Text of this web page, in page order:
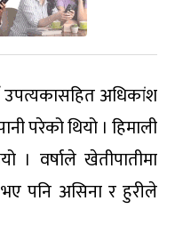
अधिकांश
परेको थियो । हिमाली
। वर्षाले खेतीपातीमा
पनि असिना र हुरीले